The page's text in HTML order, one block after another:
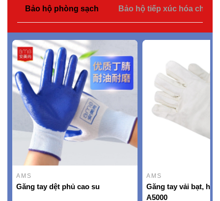
Bảo hộ phòng sạch Bảo hộ tiếp xúc hóa chất
AMS
Găng tay dệt phủ cao su
AMS
Găng tay vải bạt,
A5000